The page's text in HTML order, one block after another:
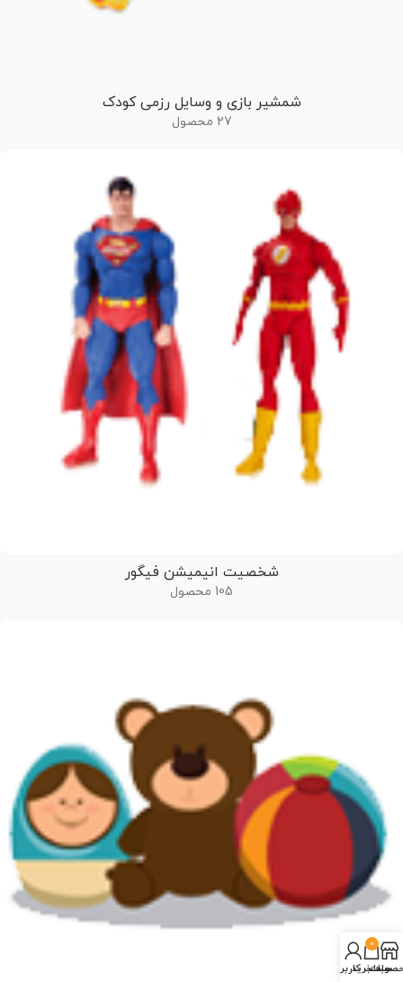
شمشیر بازی و وسایل رزمی کودک
27 محصول
شخصیت انیمیشن فیگور
105 محصول
0
سبد خرید
حساب کاربری من